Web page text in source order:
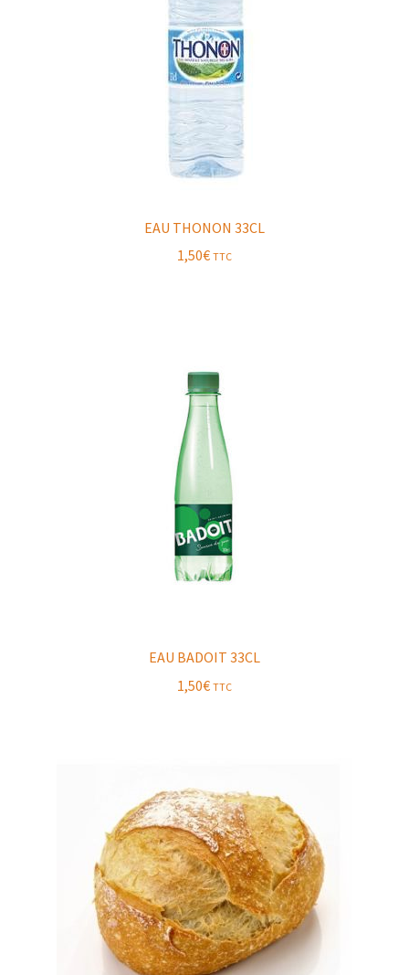
EAU THONON 33CL
1,50€ TTC
EAU BADOIT 33CL
1,50€ TTC